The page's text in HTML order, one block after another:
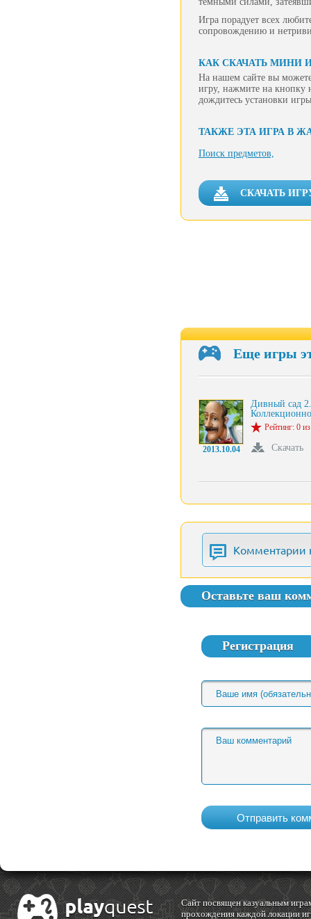
Игра порадует всех
сопровождению и
КАК СКАЧАТЬ МИНИ
На нашем сайте вы
игру, нажмите на кнопку
дождитесь установки
ТАКЖЕ ЭТА ИГРА В
Поиск предметов,
СКАЧАТЬ
Еще игры
2013.10.04
Дивный сад 2.
Рейтинг: 0
Скачать
Комментарии
Оставьте ваш
Регистрация
Cайт посвящен казуальным
прохождения каждой локации